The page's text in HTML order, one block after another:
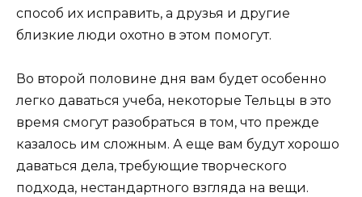
способ их исправить, а друзья и другие
близкие люди охотно в этом помогут.
Во второй половине дня вам будет особенно
легко даваться учеба, некоторые Тельцы в это
время смогут разобраться в том, что прежде
казалось им сложным. А еще вам будут хорошо
даваться дела, требующие творческого
подхода, нестандартного взгляда на вещи.